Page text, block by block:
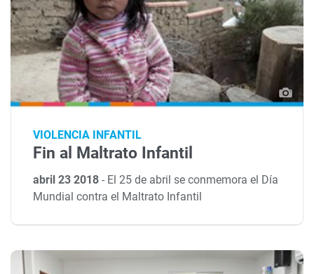
VIOLENCIA INFANTIL
Fin al Maltrato Infantil
abril 23 2018- El 25 de abril se conmemora el Día
Mundial contra el Maltrato Infantil